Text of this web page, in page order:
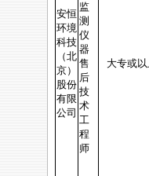
安恒
环境
科技
（北
京）
股份
有限
公司
监
测
仪
器
售
后
技
术
工
程
师
大专或